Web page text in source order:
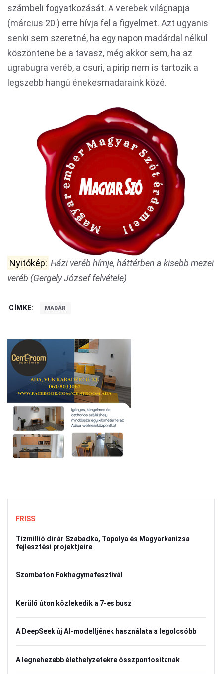
számbeli fogyatkozását. A verebek világnapja
(március 20.) erre hívja fel a figyelmet. Azt ugyanis
senki sem szeretné, ha egy napon madárdal nélkül
köszöntene be a tavasz, még akkor sem, ha az
ugrabugra veréb, a csuri, a pirip nem is tartozik a
legszebb hangú énekesmadaraink közé.
Nyitókép: Házi veréb hímje, háttérben a kisebb mezei
veréb (Gergely József felvétele)
CÍMKE: MADÁR
FRISS
Tízmillió dinár Szabadka, Topolya és Magyarkanizsa
fejlesztési projektjeire
Szombaton Fokhagymafesztivál
Kerülő úton közlekedik a 7-es busz
A DeepSeek új AI-modelljének használata a legolcsóbb
A legnehezebb élethelyzetekre összpontosítanak